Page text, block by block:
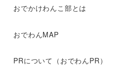
おでかけわんこ部とは
おでわんMAP
PRについて（おでわんPR）